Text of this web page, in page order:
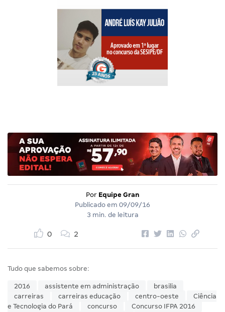
Por Equipe Gran
Publicado em 09/09/16
3 min. de leitura
0 2
Tudo que sabemos sobre:
2016 assistente em administração
brasilia
carreiras
carreiras educação centro-oeste
Ciência
e Tecnologia do Pará
concurso
Concurso IFPA 2016